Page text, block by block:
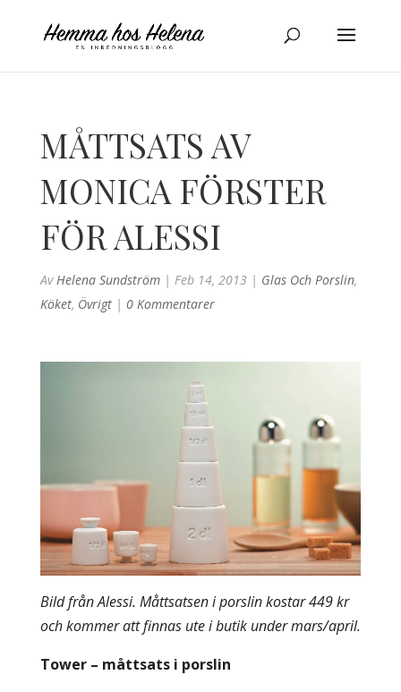
MÅTTSATS AV
MONICA FÖRSTER
FÖR ALESSI
AvHelena Sundström| Feb 14, 2013| Glas Och Porslin,
Köket, Övrigt| 0 Kommentarer
Bild från Alessi. Måttsatsen i porslin kostar 449 kr
och kommer att finnas ute i butik under mars/april.
Tower – måttsats i porslin